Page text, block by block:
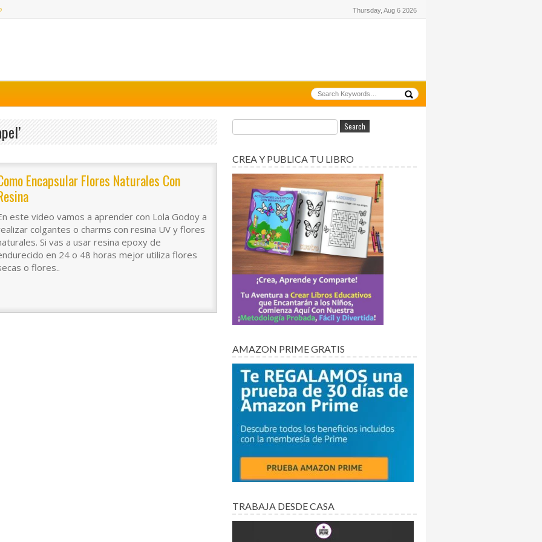
Thursday, Aug 6 2026
Encapsular Flores Naturales Con
este video vamos a aprender con Lola Godoy a
colgantes o charms con resina UV y flores
Si vas a usar resina epoxy de
en 24 o 48 horas mejor utiliza flores
o flores..
CREA Y PUBLICA TU LIBRO
AMAZON PRIME GRATIS
TRABAJA DESDE CASA